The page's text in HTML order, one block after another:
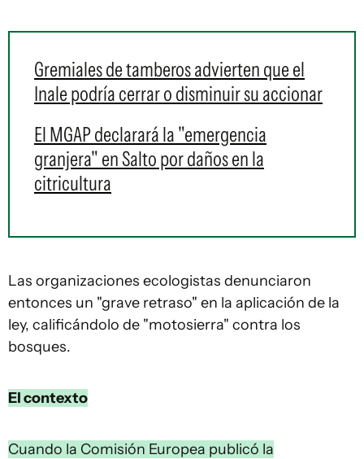
Gremiales de tamberos advierten que el
Inale podría cerrar o disminuir su accionar
El MGAP declarará la "emergencia
granjera" en Salto por daños en la
citricultura
Las organizaciones ecologistas denunciaron
entonces un "grave retraso" en la aplicación de la
ley, calificándolo de "motosierra" contra los
bosques.
El contexto
Cuando la Comisión Europea publicó la